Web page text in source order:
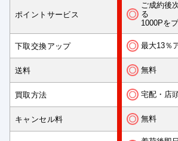
ポイントサービス
ご成約後
る
1000Pを
下取交換アップ 最大13％
送料 無料
買取方法 宅配・店
キャンセル料 無料